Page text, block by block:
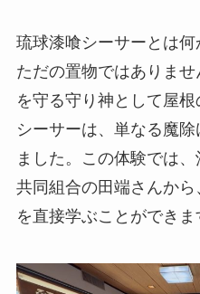
琉球漆喰シーサーとは
ただの置物ではありま
を守る守り神として屋
シーサーは、単なる魔
ました。この体験では
共同組合の田端さんか
を直接学ぶことができま